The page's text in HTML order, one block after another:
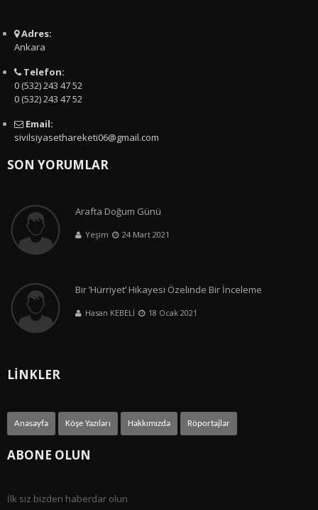
Adres:
Ankara
Telefon:
0 (532) 243 47 52
0 (532) 243 47 52
Email:
sivilsiyasethareketi06@gmail.com
SON YORUMLAR
Arafta Doğum Günü
Yeşim 24 Mart 2021
Bir ’Hürriyet’ Hikayesi Özelinde Bir İnceleme
Hasan KEBELİ 18 Ocak 2021
LİNKLER
Anasayfa Köşe Yazıları Hakkımızda Röportajlar
ABONE OLUN
İlk siz bizden haberdar olun